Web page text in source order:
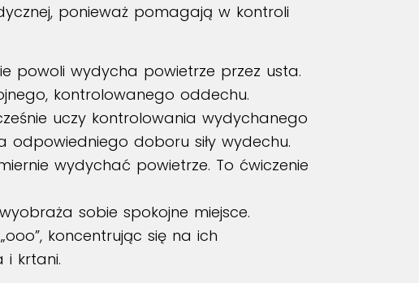
ponieważ pomagają w kontroli
powoli wydycha powietrze przez usta.
kontrolowanego oddechu.
uczy kontrolowania wydychanego
doboru siły wydechu.
wydychać powietrze. To ćwiczenie
sobie spokojne miejsce.
koncentrując się na ich
i krtani.